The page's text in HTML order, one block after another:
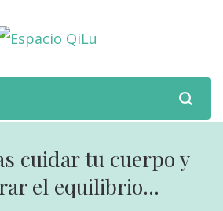
QiLu
cuidar tu cuerpo y
el equilibrio...